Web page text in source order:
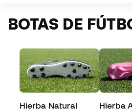
BOTAS DE
Hierba Natural Hierba